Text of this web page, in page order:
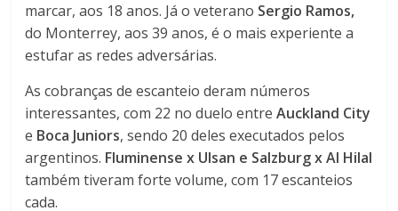
marcar, aos 18 anos. Já o veterano Sergio Ramos,
do Monterrey, aos 39 anos, é o mais experiente a
estufar as redes adversárias.
As cobranças de escanteio deram números
interessantes, com 22 no duelo entreAuckland City
e Boca Juniors, sendo 20 deles executados pelos
argentinos. Fluminense x Ulsan e Salzburg x Al Hilal
também tiveram forte volume, com 17 escanteios
cada.